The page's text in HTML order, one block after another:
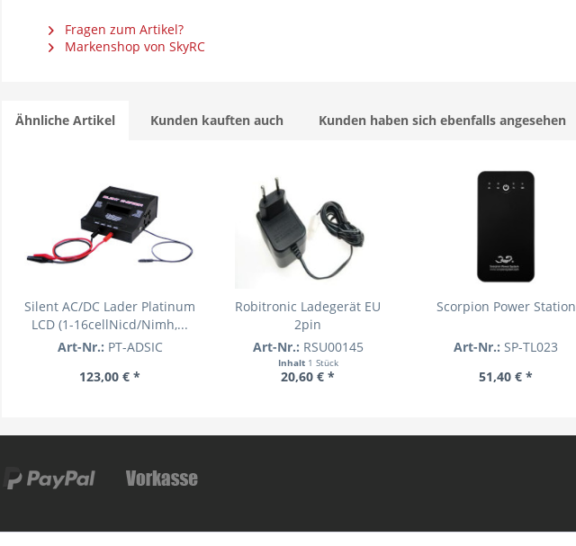
Fragen zum Artikel?
Markenshop von SkyRC
Ähnliche Artikel Kunden kauften auch Kunden haben sich ebenfalls angesehen
Silent AC/DC Lader Platinum
LCD (1-16cellNicd/Nimh,...
Art-Nr.: PT-ADSIC
123,00 € *
Robitronic Ladegerät EU
2pin
Art-Nr.: RSU00145
Inhalt 1 Stück
20,60 € *
Scorpion Power Station
Art-Nr.: SP-TL023
51,40 € *